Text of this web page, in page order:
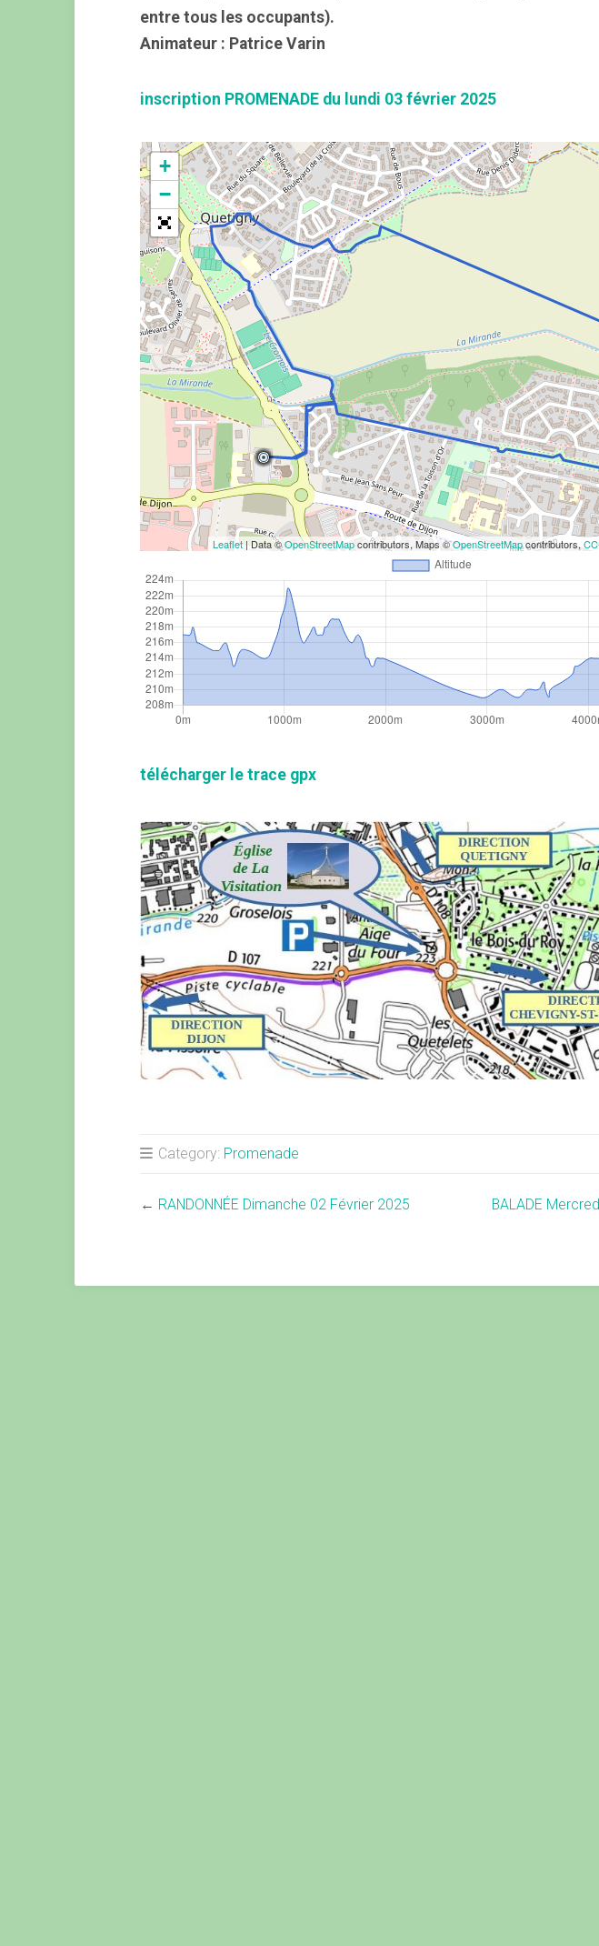
entre tous les occupants).
Animateur : Patrice Varin
inscription PROMENADE du lundi 03 février 2025
+
−
Leaflet| Data ©OpenStreetMapcontributors, Maps ©OpenStreetMapcontributors,
télécharger le trace gpx
Category: Promenade
← RANDONNÉE Dimanche 02 Février 2025 BALADE